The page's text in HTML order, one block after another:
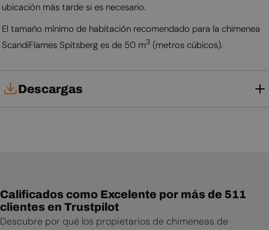
ubicación más tarde si es necesario.
El tamaño mínimo de habitación recomendado para la chimenea
ScandiFlames Spitsberg es de 50 m3(metros cúbicos).
Descargas
Calificados como Excelente por más de 511
clientes en Trustpilot
Descubre por qué los propietarios de chimeneas de